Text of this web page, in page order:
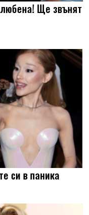
Ще звънят
си в паника